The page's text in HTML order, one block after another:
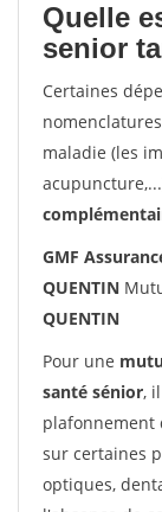
Quelle
senior
Certaines
maladie (les
GMF
QUENTIN
QUENTIN
Pour une
santé sénior,
plafonnement
sur certaines
optiques,